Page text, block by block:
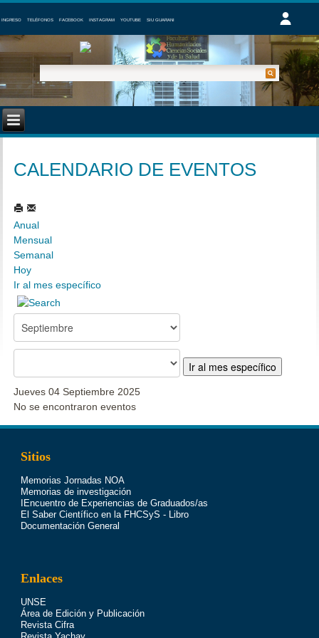
INGRESO TELÉFONOS FACEBOOK INSTAGRAM YOUTUBE SIU GUARANI
CALENDARIO DE EVENTOS
Anual
Mensual
Semanal
Hoy
Ir al mes específico
Ir al mes específico
Jueves 04 Septiembre 2025
No se encontraron eventos
Sitios
Memorias Jornadas NOA
Memorias de investigación
IEncuentro de Experiencias de Graduados/as
El Saber Científico en la FHCSyS - Libro
Documentación General
Enlaces
UNSE
Área de Edición y Publicación
Revista Cifra